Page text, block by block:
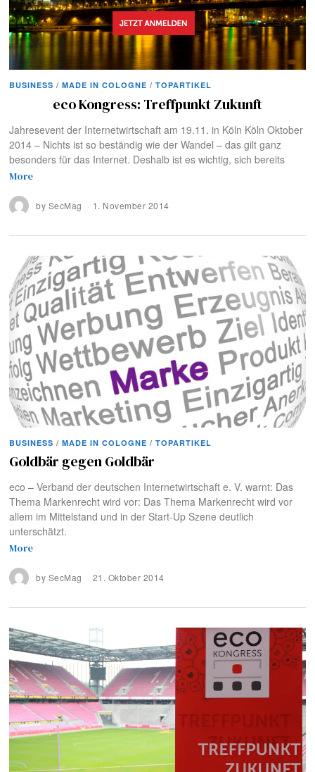
BUSINESS / MADE IN COLOGNE / TOPARTIKEL
eco Kongress: Treffpunkt Zukunft
Jahresevent der Internetwirtschaft am 19.11. in Köln Köln Oktober
2014 – Nichts ist so beständig wie der Wandel – das gilt ganz
besonders für das Internet. Deshalb ist es wichtig, sich bereits
More
by SecMag 1. November 2014
BUSINESS / MADE IN COLOGNE / TOPARTIKEL
Goldbär gegen Goldbär
eco – Verband der deutschen Internetwirtschaft e. V. warnt: Das
Thema Markenrecht wird vor: Das Thema Markenrecht wird vor
allem im Mittelstand und in der Start-Up Szene deutlich
unterschätzt.
More
by SecMag 21. Oktober 2014